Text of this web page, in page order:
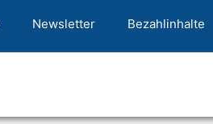
Newsletter Bezahlinhalte